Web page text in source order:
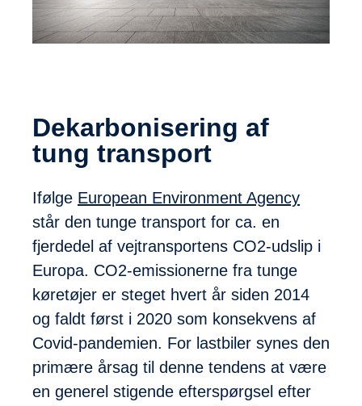
Dekarbonisering af
tung transport
Ifølge European Environment Agency
står den tunge transport for ca. en
fjerdedel af vejtransportens CO2-udslip i
Europa. CO2-emissionerne fra tunge
køretøjer er steget hvert år siden 2014
og faldt først i 2020 som konsekvens af
Covid-pandemien. For lastbiler synes den
primære årsag til denne tendens at være
en generel stigende efterspørgsel efter